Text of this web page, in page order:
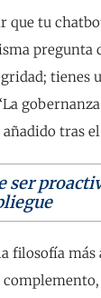
que tu
pregunta
tienes
tras el
ser
filosofía más